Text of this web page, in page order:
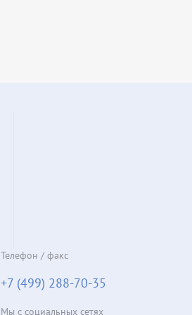
Телефон / факс
+7 (499) 288-70-35
Мы с социальных сетях